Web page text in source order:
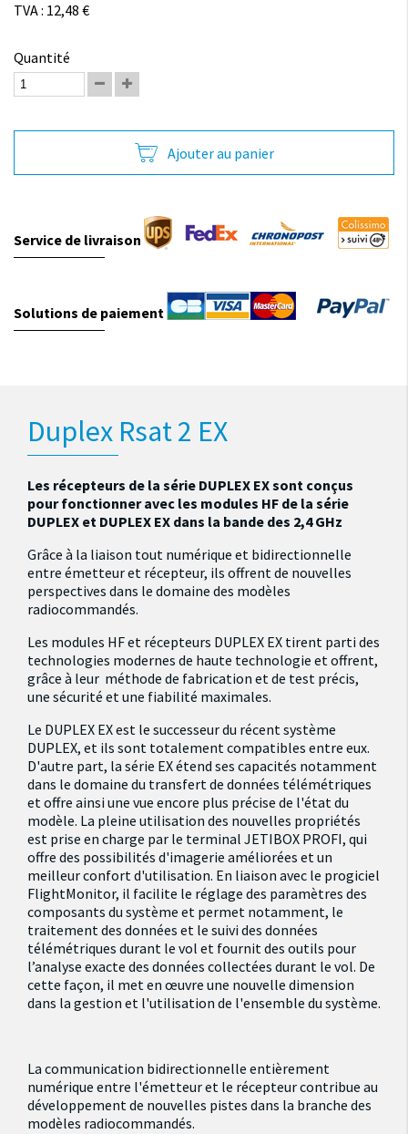
TVA : 12,48 €
Quantité
Ajouter au panier
Service de livraison
Solutions de paiement
Duplex Rsat 2 EX
Les récepteurs de la série DUPLEX EX sont conçus
pour fonctionner avec les modules HF de la série
DUPLEX et DUPLEX EX dans la bande des 2,4 GHz
Grâce à la liaison tout numérique et bidirectionnelle
entre émetteur et récepteur, ils offrent de nouvelles
perspectives dans le domaine des modèles
radiocommandés.
Les modules HF et récepteurs DUPLEX EX tirent parti des
technologies modernes de haute technologie et offrent,
grâce à leur méthode de fabrication et de test précis,
une sécurité et une fiabilité maximales.
Le DUPLEX EX est le successeur du récent système
DUPLEX, et ils sont totalement compatibles entre eux.
D'autre part, la série EX étend ses capacités notamment
dans le domaine du transfert de données télémétriques
et offre ainsi une vue encore plus précise de l'état du
modèle. La pleine utilisation des nouvelles propriétés
est prise en charge par le terminal JETIBOX PROFI, qui
offre des possibilités d'imagerie améliorées et un
meilleur confort d'utilisation. En liaison avec le progiciel
FlightMonitor, il facilite le réglage des paramètres des
composants du système et permet notamment, le
traitement des données et le suivi des données
télémétriques durant le vol et fournit des outils pour
l’analyse exacte des données collectées durant le vol. De
cette façon, il met en œuvre une nouvelle dimension
dans la gestion et l'utilisation de l'ensemble du système.
La communication bidirectionnelle entièrement
numérique entre l'émetteur et le récepteur contribue au
développement de nouvelles pistes dans la branche des
modèles radiocommandés.